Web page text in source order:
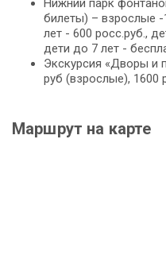
билеты) – взрослые -
лет - 600 росс.руб.,
дети до 7 лет -
Экскурсия «Дворы и
руб (взрослые), 1600
Маршрут на карте